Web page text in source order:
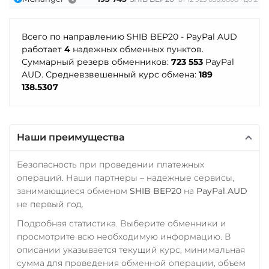
THETA
Tron (TRX)
TrueUSD (TUSD)
Uniswap (UNI)
ERC20
USD Coin (USDC)
ERC20 BEP20
AVAX
SOL
Polygon
Tezos (XTZ)
Tron (TRX)
TrueUSD (TUSD)
USD Coin (USDC)
ERC20 BEP20
AVAX
Utopia USD (UUSD)
Приват24
UAH
Промсвязьбанк RUB
Росбанк RUB
Русский Стандарт RUB
Сбербанк
RUB
Всего по направлению SHIB BEP20 - PayPal AUD
работает 4 надежных обменных пунктов.
Суммарный резерв обменников: 723 553 PayPal
AUD. Средневзвешенный курс обмена: 189
138.5307
Наши преимущества
Безопасность при проведении платежных
операций. Наши партнеры – надежные сервисы,
занимающиеся обменом SHIB BEP20 на PayPal AUD
не первый год.
Подробная статистика. Выберите обменники и
просмотрите всю необходимую информацию. В
описании указывается текущий курс, минимальная
сумма для проведения обменной операции, объем